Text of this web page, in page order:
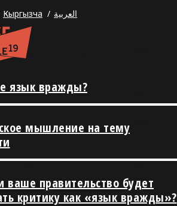
Кыргызча العربية
язык вражды?
мышление на тему
ваше правительство будет
критику как «язык вражды»?